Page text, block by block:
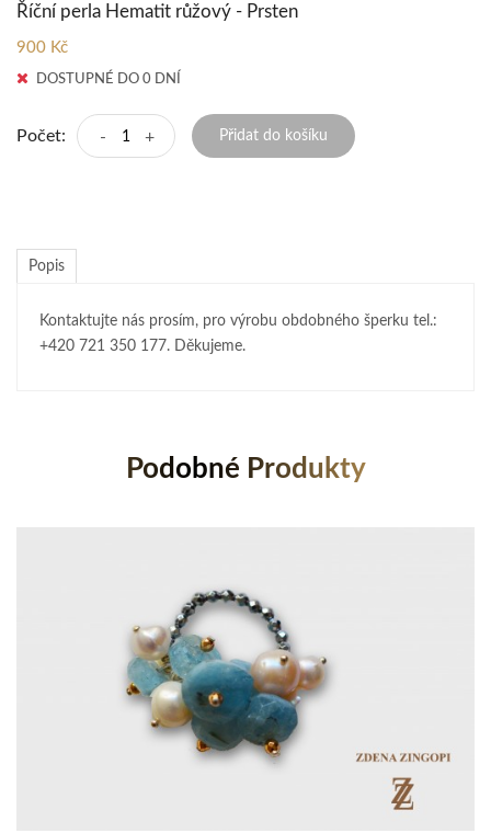
Říční perla Hematit růžový - Prsten
900 Kč
DOSTUPNÉ DO 0 DNÍ
Počet: - + Přidat do košíku
Popis
Kontaktujte nás prosím, pro výrobu obdobného šperku tel.:
+420 721 350 177. Děkujeme.
Podobné Produkty